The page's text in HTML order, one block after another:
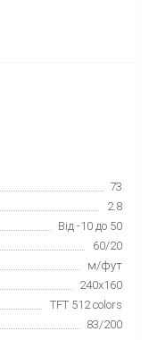
73
2.8
Від -10 до 50
60/20
м/фут
240x160
TFT 512 colors
83/200